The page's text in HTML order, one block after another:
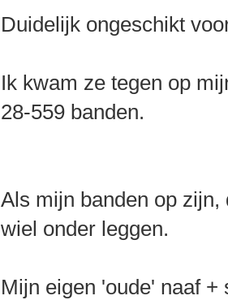
Duidelijk ongeschikt
Ik kwam ze tegen op
28-559 banden.
Als mijn banden op
wiel onder leggen.
Mijn eigen 'oude' naaf